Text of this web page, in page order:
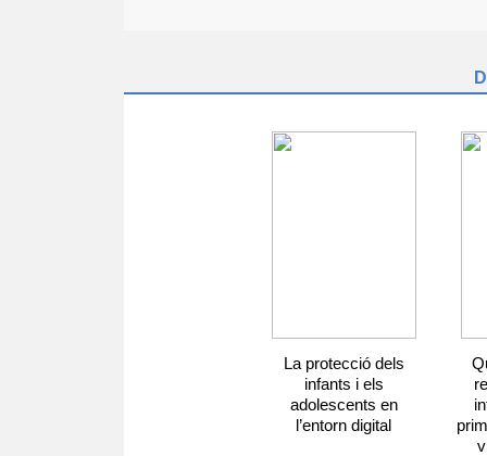
La protecció dels
infants i els
adolescents en
l’entorn digital